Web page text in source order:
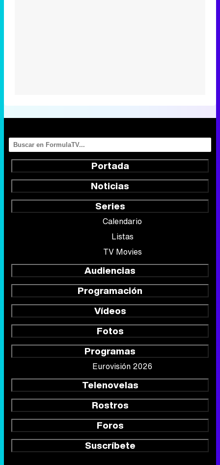
Portada
Noticias
Series
Calendario
Listas
TV Movies
Audiencias
Programación
Vídeos
Fotos
Programas
Eurovisión 2026
Telenovelas
Rostros
Foros
Suscríbete